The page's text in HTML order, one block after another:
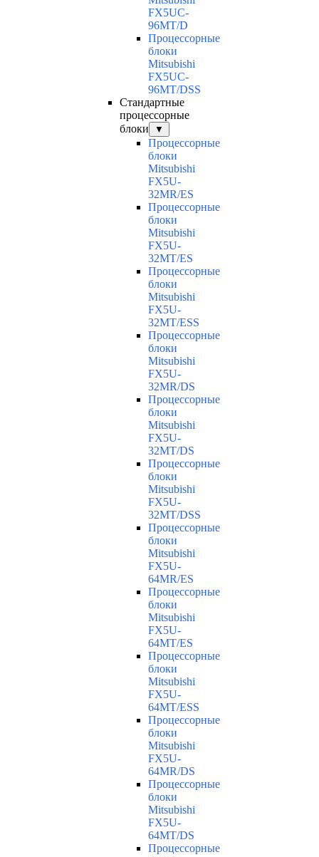
FX5UC-
96MT/D
Процессорные
блоки
Mitsubishi
FX5UC-
96MT/DSS
Стандартные
процессорные
блоки
▼
Процессорные
блоки
Mitsubishi
FX5U-
32MR/ES
Процессорные
блоки
Mitsubishi
FX5U-
32MT/ES
Процессорные
блоки
Mitsubishi
FX5U-
32MT/ESS
Процессорные
блоки
Mitsubishi
FX5U-
32MR/DS
Процессорные
блоки
Mitsubishi
FX5U-
32MT/DS
Процессорные
блоки
Mitsubishi
FX5U-
32MT/DSS
Процессорные
блоки
Mitsubishi
FX5U-
64MR/ES
Процессорные
блоки
Mitsubishi
FX5U-
64MT/ES
Процессорные
блоки
Mitsubishi
FX5U-
64MT/ESS
Процессорные
блоки
Mitsubishi
FX5U-
64MR/DS
Процессорные
блоки
Mitsubishi
FX5U-
64MT/DS
Процессорные